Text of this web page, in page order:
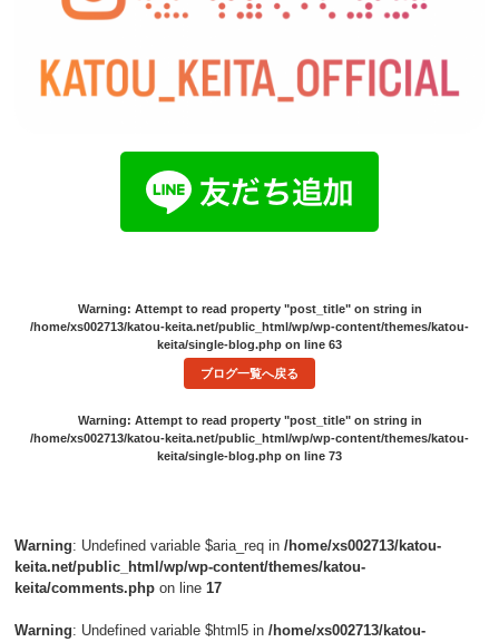
Warning: Attempt to read property "post_title" on string in
/home/xs002713/katou-keita.net/public_html/wp/wp-content/themes/katou-
keita/single-blog.php on line 63
ブログ一覧へ戻る
Warning: Attempt to read property "post_title" on string in
/home/xs002713/katou-keita.net/public_html/wp/wp-content/themes/katou-
keita/single-blog.php on line 73
Warning: Undefined variable $aria_req in/home/xs002713/katou-
keita.net/public_html/wp/wp-content/themes/katou-
keita/comments.php on line17
Warning: Undefined variable $html5 in/home/xs002713/katou-